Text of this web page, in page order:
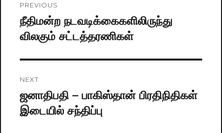
navigation
PREVIOUS
Previous
post:
நீதிமன்ற நடவடிக்கைகளிலிருந்து
விலகும் சட்டத்தரணிகள்
NEXT
Next
post:
ஜனாதிபதி – பாகிஸ்தான் பிரதிநிதிகள்
இடையில் சந்திப்பு